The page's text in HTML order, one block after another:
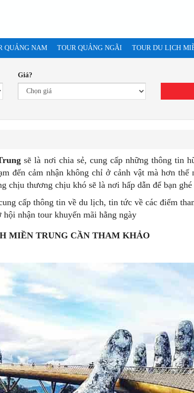
QUẢNG NAM TOUR QUẢNG NGÃI TOUR DU LỊCH
Giá?
sẽ là nơi chia sẻ, cung cấp những thông tin
đến cảm nhận không chỉ ở cảnh vật mà hơn
chịu thương chịu khó sẽ là nơi hấp dẫn để bạn ghé
cấp thông tin về du lịch, tin tức về các điểm
nhận tour khuyến mãi hằng ngày
MIỀN TRUNG CẦN THAM KHẢO